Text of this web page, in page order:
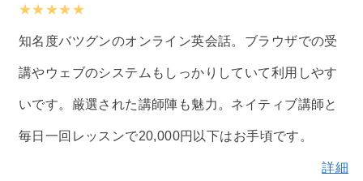
★★★★★
知名度バツグンのオンライン英会話。ブラウザでの受
講やウェブのシステムもしっかりしていて利用しやす
いです。厳選された講師陣も魅力。ネイティブ講師と
毎日一回レッスンで20,000円以下はお手頃です。
詳細